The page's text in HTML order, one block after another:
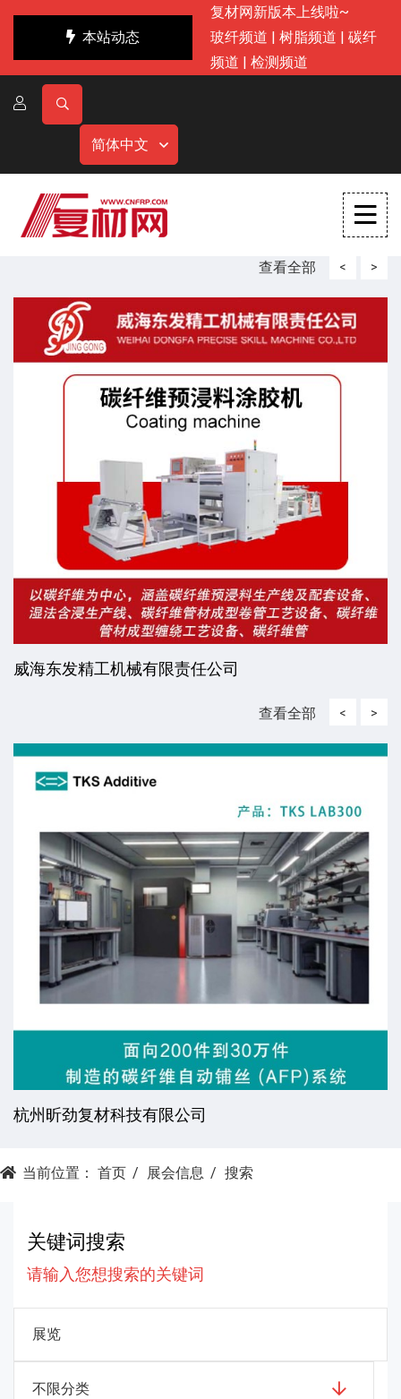
本站动态
复材网新版本上线啦~
玻纤频道 | 树脂频道 | 碳纤
频道 | 检测频道
简体中文
查看全部 <
威海东发精工机械有限责任公司
>
查看全部 <
杭州昕劲复材科技有限公司
>
当前位置： 首页 展会信息 搜索
关键词搜索
请输入您想搜索的关键词
不限分类